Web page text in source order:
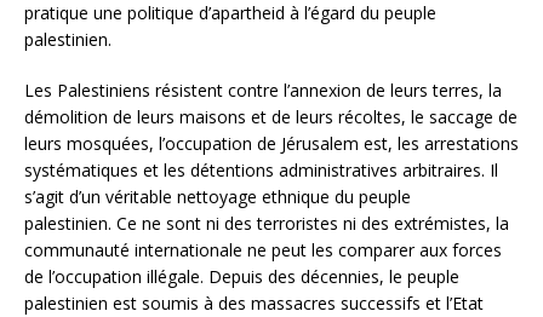
pratique une politique d’apartheid à l’égard du peuple
palestinien.
Les Palestiniens résistent contre l’annexion de leurs terres, la
démolition de leurs maisons et de leurs récoltes, le saccage de
leurs mosquées, l’occupation de Jérusalem est, les arrestations
systématiques et les détentions administratives arbitraires. Il
s’agit d’un véritable nettoyage ethnique du peuple
palestinien. Ce ne sont ni des terroristes ni des extrémistes, la
communauté internationale ne peut les comparer aux forces
de l’occupation illégale. Depuis des décennies, le peuple
palestinien est soumis à des massacres successifs et l’Etat